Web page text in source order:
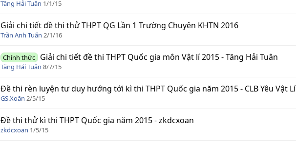
Tăng Hải Tuân 1/1/15
Giải chi tiết đề thi thử THPT QG Lần 1 Trường Chuyên KHTN 2016
Trần Anh Tuấn 2/1/16
Chính thức Giải chi tiết đề thi THPT Quốc gia môn Vật lí 2015 - Tăng Hải Tuân
Tăng Hải Tuân 8/7/15
Đề thi rèn luyện tư duy hướng tới kì thi THPT Quốc gia năm 2015 - CLB Yêu Vật Lí
GS.Xoăn 2/5/15
Đề thi thử kì thi THPT Quốc gia năm 2015 - zkdcxoan
zkdcxoan 1/5/15